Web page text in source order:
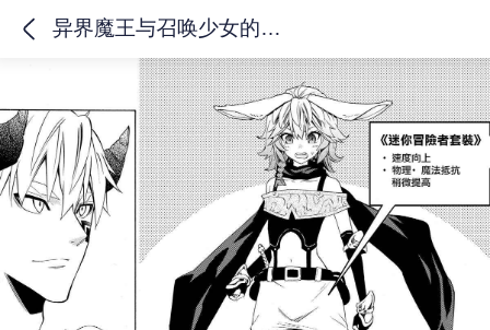
异界魔王与召唤少女的隶属魔术